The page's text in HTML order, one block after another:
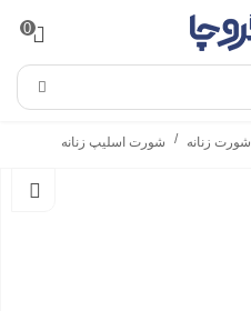
0
شورت زنانه / شورت اسلیپ زنانه